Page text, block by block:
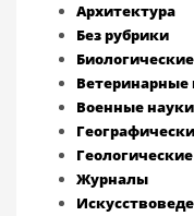
Архитектура
Без рубрики
Ветеринарные
Военные науки
Журналы